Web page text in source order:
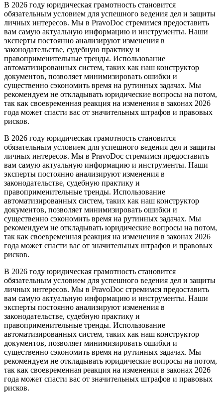
В 2026 году юридическая грамотность становится
обязательным условием для успешного ведения дел и защиты
личных интересов. Мы в PravoDoc стремимся предоставить
вам самую актуальную информацию и инструменты. Наши
эксперты постоянно анализируют изменения в
законодательстве, судебную практику и
правоприменительные тренды. Использование
автоматизированных систем, таких как наш конструктор
документов, позволяет минимизировать ошибки и
существенно сэкономить время на рутинных задачах. Мы
рекомендуем не откладывать юридические вопросы на потом,
так как своевременная реакция на изменения в законах 2026
года может спасти вас от значительных штрафов и правовых
рисков.
В 2026 году юридическая грамотность становится
обязательным условием для успешного ведения дел и защиты
личных интересов. Мы в PravoDoc стремимся предоставить
вам самую актуальную информацию и инструменты. Наши
эксперты постоянно анализируют изменения в
законодательстве, судебную практику и
правоприменительные тренды. Использование
автоматизированных систем, таких как наш конструктор
документов, позволяет минимизировать ошибки и
существенно сэкономить время на рутинных задачах. Мы
рекомендуем не откладывать юридические вопросы на потом,
так как своевременная реакция на изменения в законах 2026
года может спасти вас от значительных штрафов и правовых
рисков.
В 2026 году юридическая грамотность становится
обязательным условием для успешного ведения дел и защиты
личных интересов. Мы в PravoDoc стремимся предоставить
вам самую актуальную информацию и инструменты. Наши
эксперты постоянно анализируют изменения в
законодательстве, судебную практику и
правоприменительные тренды. Использование
автоматизированных систем, таких как наш конструктор
документов, позволяет минимизировать ошибки и
существенно сэкономить время на рутинных задачах. Мы
рекомендуем не откладывать юридические вопросы на потом,
так как своевременная реакция на изменения в законах 2026
года может спасти вас от значительных штрафов и правовых
рисков.